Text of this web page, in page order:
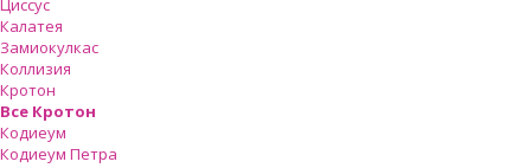
Циссус
Калатея
Замиокулкас
Коллизия
Кротон
Все Кротон
Кодиеум
Кодиеум Петра